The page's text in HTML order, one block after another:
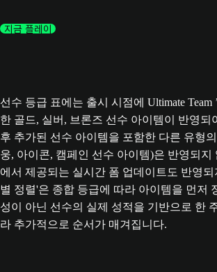
지금 플레이
선수 등급 표에는 출시 시점에 Ultimate Team
한 골드, 실버, 브론즈 선수 아이템이 반영되
후 추가된 선수 아이템을 포함한 다른 유형
웅, 아이콘, 캠페인 선수 아이템)은 반영되지
에서 제공되는 실시간 폼 업데이트도 반영
별 정렬'은 종합 등급에 따라 아이템을 먼저
성이 아닌 선수의 실제 성적을 기반으로 한
라 추가적으로 순서가 매겨집니다.